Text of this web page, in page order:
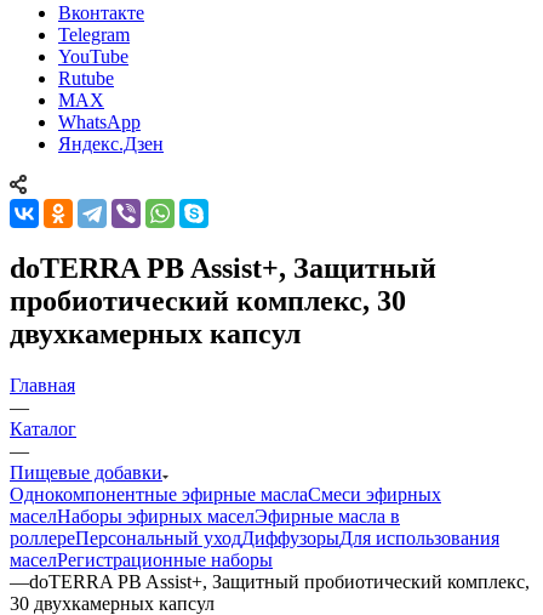
Вконтакте
Telegram
YouTube
Rutube
MAX
WhatsApp
Яндекс.Дзен
doTERRA PB Assist+, Защитный
пробиотический комплекс, 30
двухкамерных капсул
Главная
—
Каталог
—
Пищевые добавки
Однокомпонентные эфирные маслаСмеси эфирных
маселНаборы эфирных маселЭфирные масла в
роллереПерсональный уходДиффузорыДля использования
маселРегистрационные наборы
—doTERRA PB Assist+, Защитный пробиотический комплекс,
30 двухкамерных капсул